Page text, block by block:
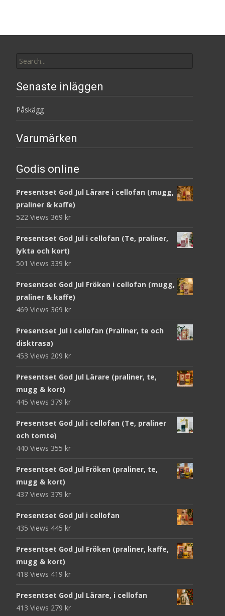
for:
Senaste inläggen
Påskägg
Varumärken
Godis online
Presentset God Jul Lärare i cellofan (mugg,
praliner & kaffe)
522 Views 369 kr
Presentset God Jul i cellofan (Te, praliner,
lykta och kort)
501 Views 339 kr
Presentset God Jul Fröken i cellofan (mugg,
praliner & kaffe)
469 Views 369 kr
Presentset Jul i cellofan (Praliner, te och
disktrasa)
453 Views 209 kr
Presentset God Jul Lärare (praliner, te,
mugg & kort)
445 Views 379 kr
Presentset God Jul i cellofan (Te, praliner
och tomte)
440 Views 355 kr
Presentset God Jul Fröken (praliner, te,
mugg & kort)
437 Views 379 kr
Presentset God Jul i cellofan
435 Views 445 kr
Presentset God Jul Fröken (praliner, kaffe,
mugg & kort)
418 Views 419 kr
Presentset God Jul Lärare, i cellofan
413 Views 279 kr